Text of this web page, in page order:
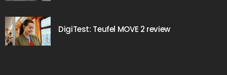
DigiTest: Teufel MOVE 2 review